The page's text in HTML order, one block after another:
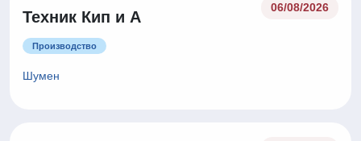
Техник Кип и А
06/08/2026
Производство
Шумен